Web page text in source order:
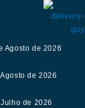
Agosto de 2026
de 2026
de 2026